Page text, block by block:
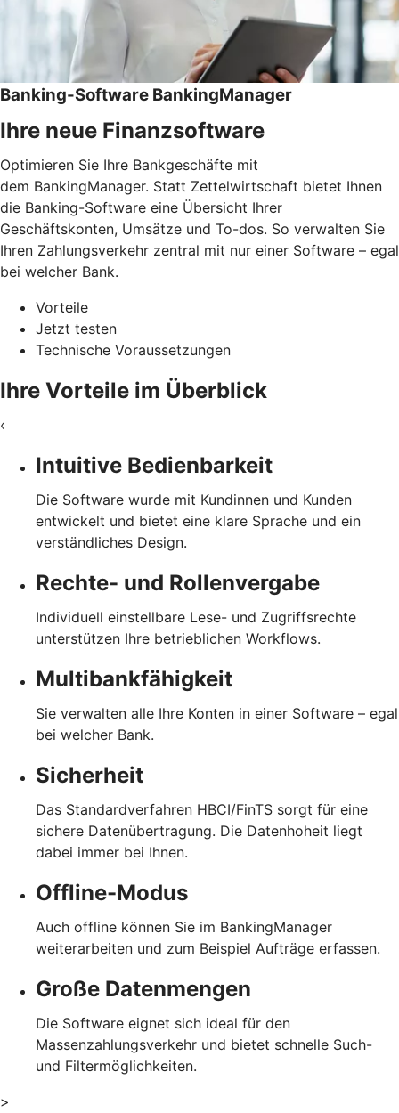
Banking-Software BankingManager
Ihre neue Finanzsoftware
Optimieren Sie Ihre Bankgeschäfte mit
dem BankingManager. Statt Zettelwirtschaft bietet Ihnen
die Banking-Software eine Übersicht Ihrer
Geschäftskonten, Umsätze und To-dos. So verwalten Sie
Ihren Zahlungsverkehr zentral mit nur einer Software – egal
bei welcher Bank.
Vorteile
Jetzt testen
Technische Voraussetzungen
Ihre Vorteile im Überblick
‹
Intuitive Bedienbarkeit
Die Software wurde mit Kundinnen und Kunden
entwickelt und bietet eine klare Sprache und ein
verständliches Design.
Rechte- und Rollenvergabe
Individuell einstellbare Lese- und Zugriffsrechte
unterstützen Ihre betrieblichen Workflows.
Multibankfähigkeit
Sie verwalten alle Ihre Konten in einer Software – egal
bei welcher Bank.
Sicherheit
Das Standardverfahren HBCI/FinTS sorgt für eine
sichere Datenübertragung. Die Datenhoheit liegt
dabei immer bei Ihnen.
Offline-Modus
Auch offline können Sie im BankingManager
weiterarbeiten und zum Beispiel Aufträge erfassen.
Große Datenmengen
Die Software eignet sich ideal für den
Massenzahlungsverkehr und bietet schnelle Such-
und Filtermöglichkeiten.
>